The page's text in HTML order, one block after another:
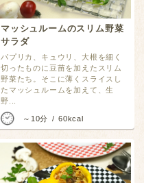
マッシュルームのスリム野菜
サラダ
パプリカ、キュウリ、大根を細く
切ったものに豆苗を加えたスリム
野菜たち。そこに薄くスライスし
たマッシュルームを加えて、生
野...
～10分 60kcal